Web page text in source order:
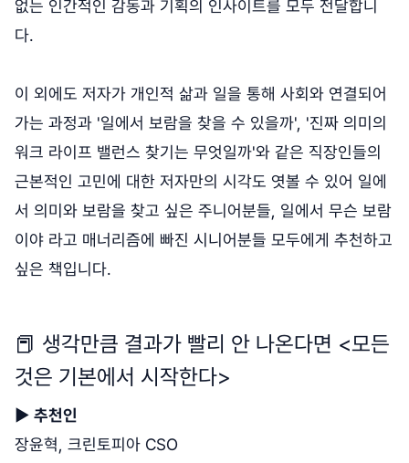
없는 인간적인 감동과 기획의 인사이트를 모두 전달합니
다.
이 외에도 저자가 개인적 삶과 일을 통해 사회와 연결되어
가는 과정과 '일에서 보람을 찾을 수 있을까', '진짜 의미의
워크 라이프 밸런스 찾기는 무엇일까'와 같은 직장인들의
근본적인 고민에 대한 저자만의 시각도 엿볼 수 있어 일에
서 의미와 보람을 찾고 싶은 주니어분들, 일에서 무슨 보람
이야 라고 매너리즘에 빠진 시니어분들 모두에게 추천하고
싶은 책입니다.
📕 생각만큼 결과가 빨리 안 나온다면 <모든
것은 기본에서 시작한다>
▶ 추천인
장윤혁, 크린토피아 CSO